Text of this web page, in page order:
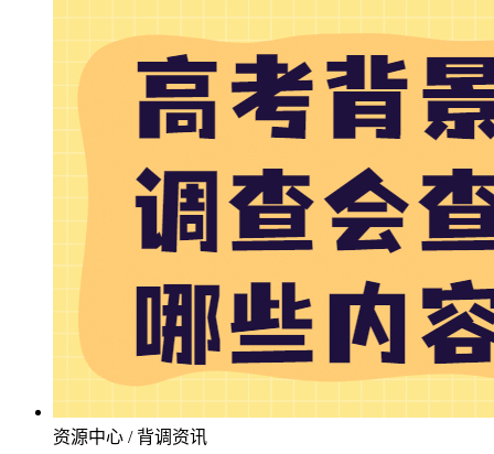
资源中心 / 背调资讯